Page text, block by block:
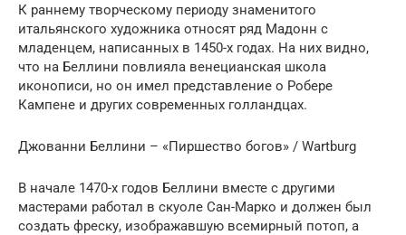
К раннему творческому периоду знаменитого
итальянского художника относят ряд Мадонн с
младенцем, написанных в 1450-х годах. На них видно,
что на Беллини повлияла венецианская школа
иконописи, но он имел представление о Робере
Кампене и других современных голландцах.
Джованни Беллини – «Пиршество богов» / Wartburg
В начале 1470-х годов Беллини вместе с другими
мастерами работал в скуоле Сан-Марко и должен был
создать фреску, изображавшую всемирный потоп, а